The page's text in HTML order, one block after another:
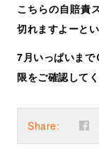
こちらの自賠責
切れますよーとい
7月いっぱいまで
限をご確認してく
Share: